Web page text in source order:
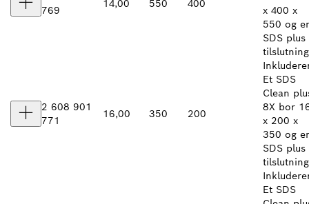
769
14,00 550 400
x 400 x
550 og
SDS plus
tilslutning
2 608 901
771
16,00 350 200
Et SDS
Clean
8X bor
x 200 x
350 og
SDS plus
tilslutning
Et SDS